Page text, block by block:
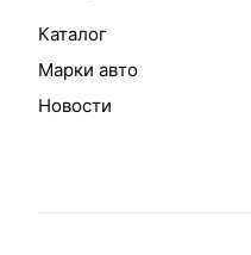
Каталог
Марки авто
Новости